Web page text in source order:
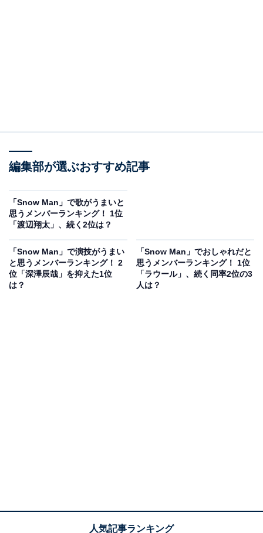
ム ☆推しの降る夜☆』（日本テレビ系）が放送され、高
評価を得ています。
回答者からは、「朝の番組に出ていらっしゃいますが、
とても好感待てます」（50代男性／宮城県）、「おちゃ
らけキャラだし、アニメや漫画などの知識も豊富なので
どのジャンルの人とでも打ち解けられる」（20代女性／
東京都）、「オタ活楽しんでいて、それをバラエティで
発揮できているから」（40代女性／岐阜県）などの意見
編集部が選ぶおすすめ記事
「Snow Man」で歌がうまいと
思うメンバーランキング！ 1位
「渡辺翔太」、続く2位は？
「Snow Man」で演技がうまい
と思うメンバーランキング！ 2
位「深澤辰哉」を抑えた1位
は？
「Snow Man」でおしゃれだと
思うメンバーランキング！ 1位
「ラウール」、続く同率2位の3
人は？